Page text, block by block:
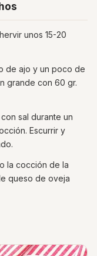
unos 15-20
de ajo y un poco de
grande con 60 gr.
sal durante un
Escurrir y
la cocción de la
queso de oveja